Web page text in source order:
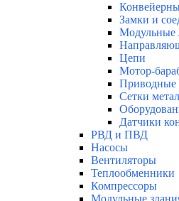
Замки и
Модульные
Цепи
Мотор-
Приводные
Сетки
Датчики
РВД и ПВД
Насосы
Вентиляторы
Теплообменники
Компрессоры